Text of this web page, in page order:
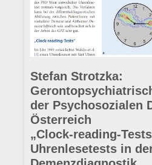
Stefan Strotzka:
der Psychosozialen
Österreich
„Clock-reading-
Uhrenlesetests in